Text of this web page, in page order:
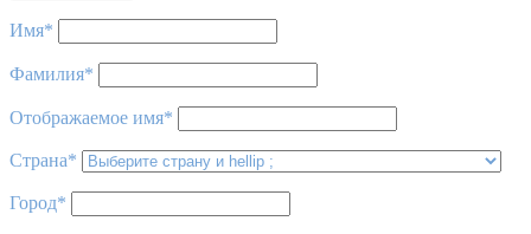
Имя*
Фамилия*
Отображаемое имя*
Страна*
Город*